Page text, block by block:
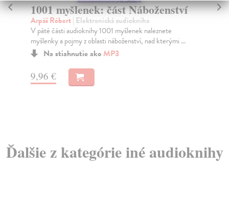
část Náboženství
| Elektronická audiokniha
audioknihy 1001 myšlenek naleznete
a pojmy z oblasti náboženství, nad kterými ...
akoMP3
1001
Arpáš Róbert
V prvé části
Ďalšie z kategórie iné audioknihy